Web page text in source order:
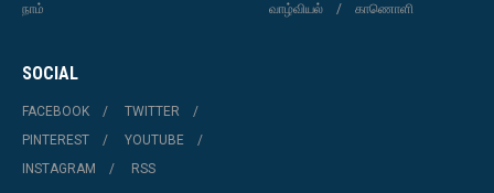
நாம்
வாழ்வியல்
காணொளி
SOCIAL
FACEBOOK
TWITTER
PINTEREST
YOUTUBE
INSTAGRAM
RSS